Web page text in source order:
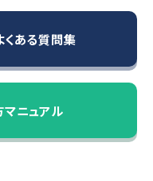
ある質問集
ニュアル